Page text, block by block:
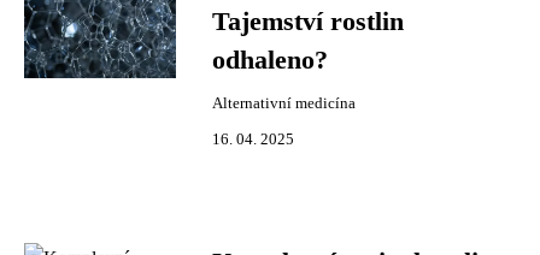
Tajemství rostlin
odhaleno?
Alternativní medicína
16. 04. 2025